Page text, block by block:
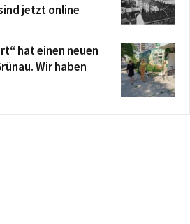
jetzt online
hat einen neuen
Wir haben